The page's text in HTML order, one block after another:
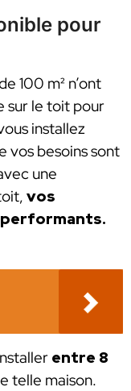
pour
100 m² n’ont
sur le toit pour
installez
vos besoins sont
une
vos
entre 8
telle maison.